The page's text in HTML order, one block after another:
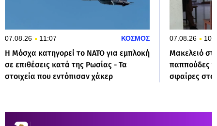
07.08.26 11:07 ΚΟΣΜΟΣ
Η Μόσχα κατηγορεί το ΝΑΤΟ για εμπλοκή
σε επιθέσεις κατά της Ρωσίας - Τα
στοιχεία που εντόπισαν χάκερ
07.08.26
Μακελειό
παππούδες
σφαίρες στο